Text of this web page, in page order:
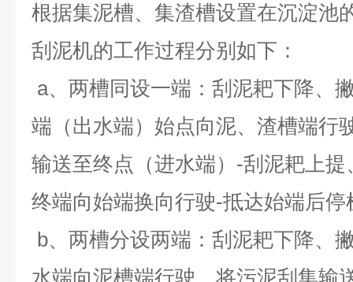
根据集泥槽、集渣槽设置在沉淀池
刮泥机的工作过程分别如下：
a、两槽同设一端：刮泥耙下降、
端（出水端）始点向泥、渣槽端行
输送至终点（进水端）-刮泥耙上
终端向始端换向行驶-抵达始端后
b、两槽分设两端：刮泥耙下降、
水端向泥槽端行驶，将污泥刮集输